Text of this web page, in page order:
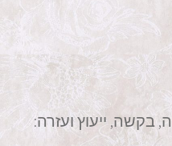
לבחור
את
האפשרויות
בעמוד
המוצר
בקשה, ייעוץ ועזרה: